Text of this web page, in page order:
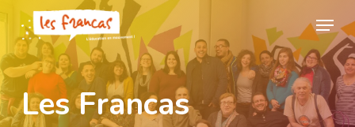
Panneau de gestion des cookies
Skip
main
content
Menu
Les Francas
Close
Menu